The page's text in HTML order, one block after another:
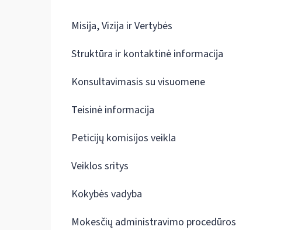
Misija, Vizija ir Vertybės
Struktūra ir kontaktinė informacija
Konsultavimasis su visuomene
Teisinė informacija
Peticijų komisijos veikla
Veiklos sritys
Kokybės vadyba
Mokesčių administravimo procedūros